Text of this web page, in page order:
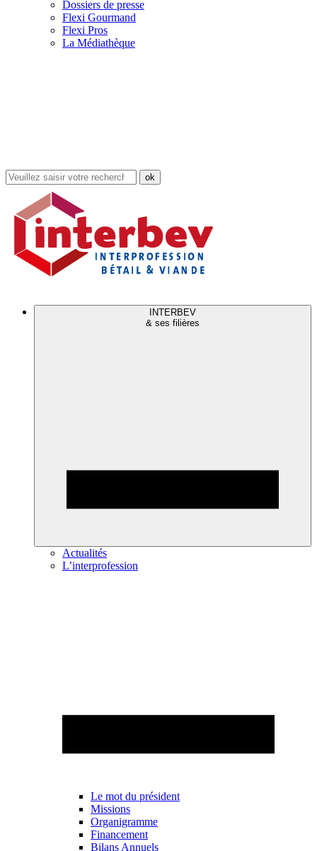
Dossiers de presse
Flexi Gourmand
Flexi Pros
La Médiathèque
Rechercher
dans
site
INTERBEV
& ses filières
Actualités
L’interprofession
Le mot du président
Missions
Organigramme
Financement
Bilans Annuels